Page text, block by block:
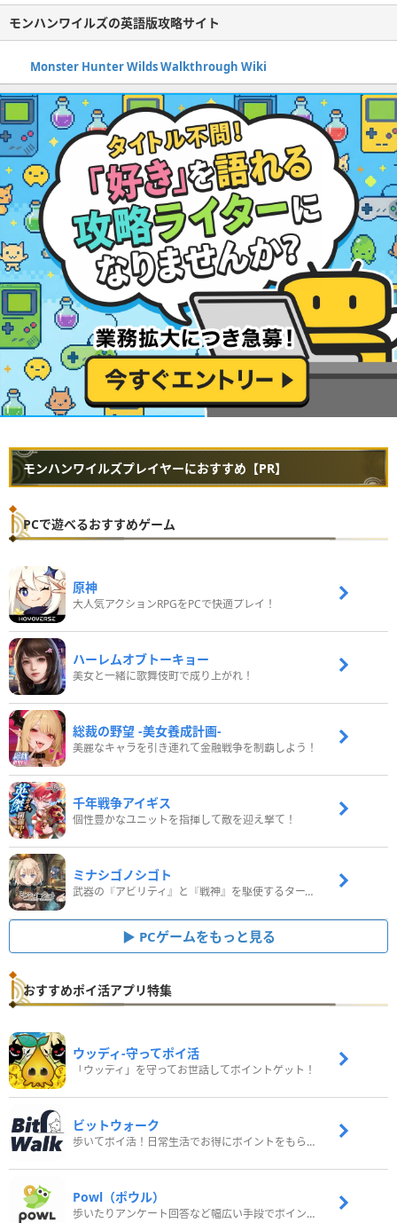
モンハンワイルズの英語版攻略サイト
Monster Hunter Wilds Walkthrough Wiki
モンハンワイルズプレイヤーにおすすめ【PR】
PCで遊べるおすすめゲーム
原神
大人気アクションRPGをPCで快適プレイ！
ハーレムオブトーキョー
美女と一緒に歌舞伎町で成り上がれ！
総裁の野望 -美女養成計画-
美麗なキャラを引き連れて金融戦争を制覇しよう！
千年戦争アイギス
個性豊かなユニットを指揮して敵を迎え撃て！
ミナシゴノシゴト
武器の『アビリティ』と『戦神』を駆使するターン制コマンドバトルRPG！
PCゲームをもっと見る
おすすめポイ活アプリ特集
ウッディ‐守ってポイ活
「ウッディ」を守ってお世話してポイントゲット！
ビットウォーク
歩いてポイ活！日常生活でお得にポイントをもらおう
Powl（ポウル）
歩いたりアンケート回答など幅広い手段でポイントをゲット